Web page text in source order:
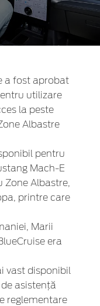
a fost aprobat
utilizare
la peste
Albastre
pentru
Mach-E
Zone Albastre,
printre care
Marii
era
vast disponibil
asistență
reglementare